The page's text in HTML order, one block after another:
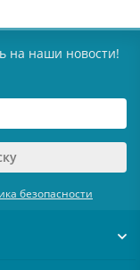
на наши новости!
безопасности